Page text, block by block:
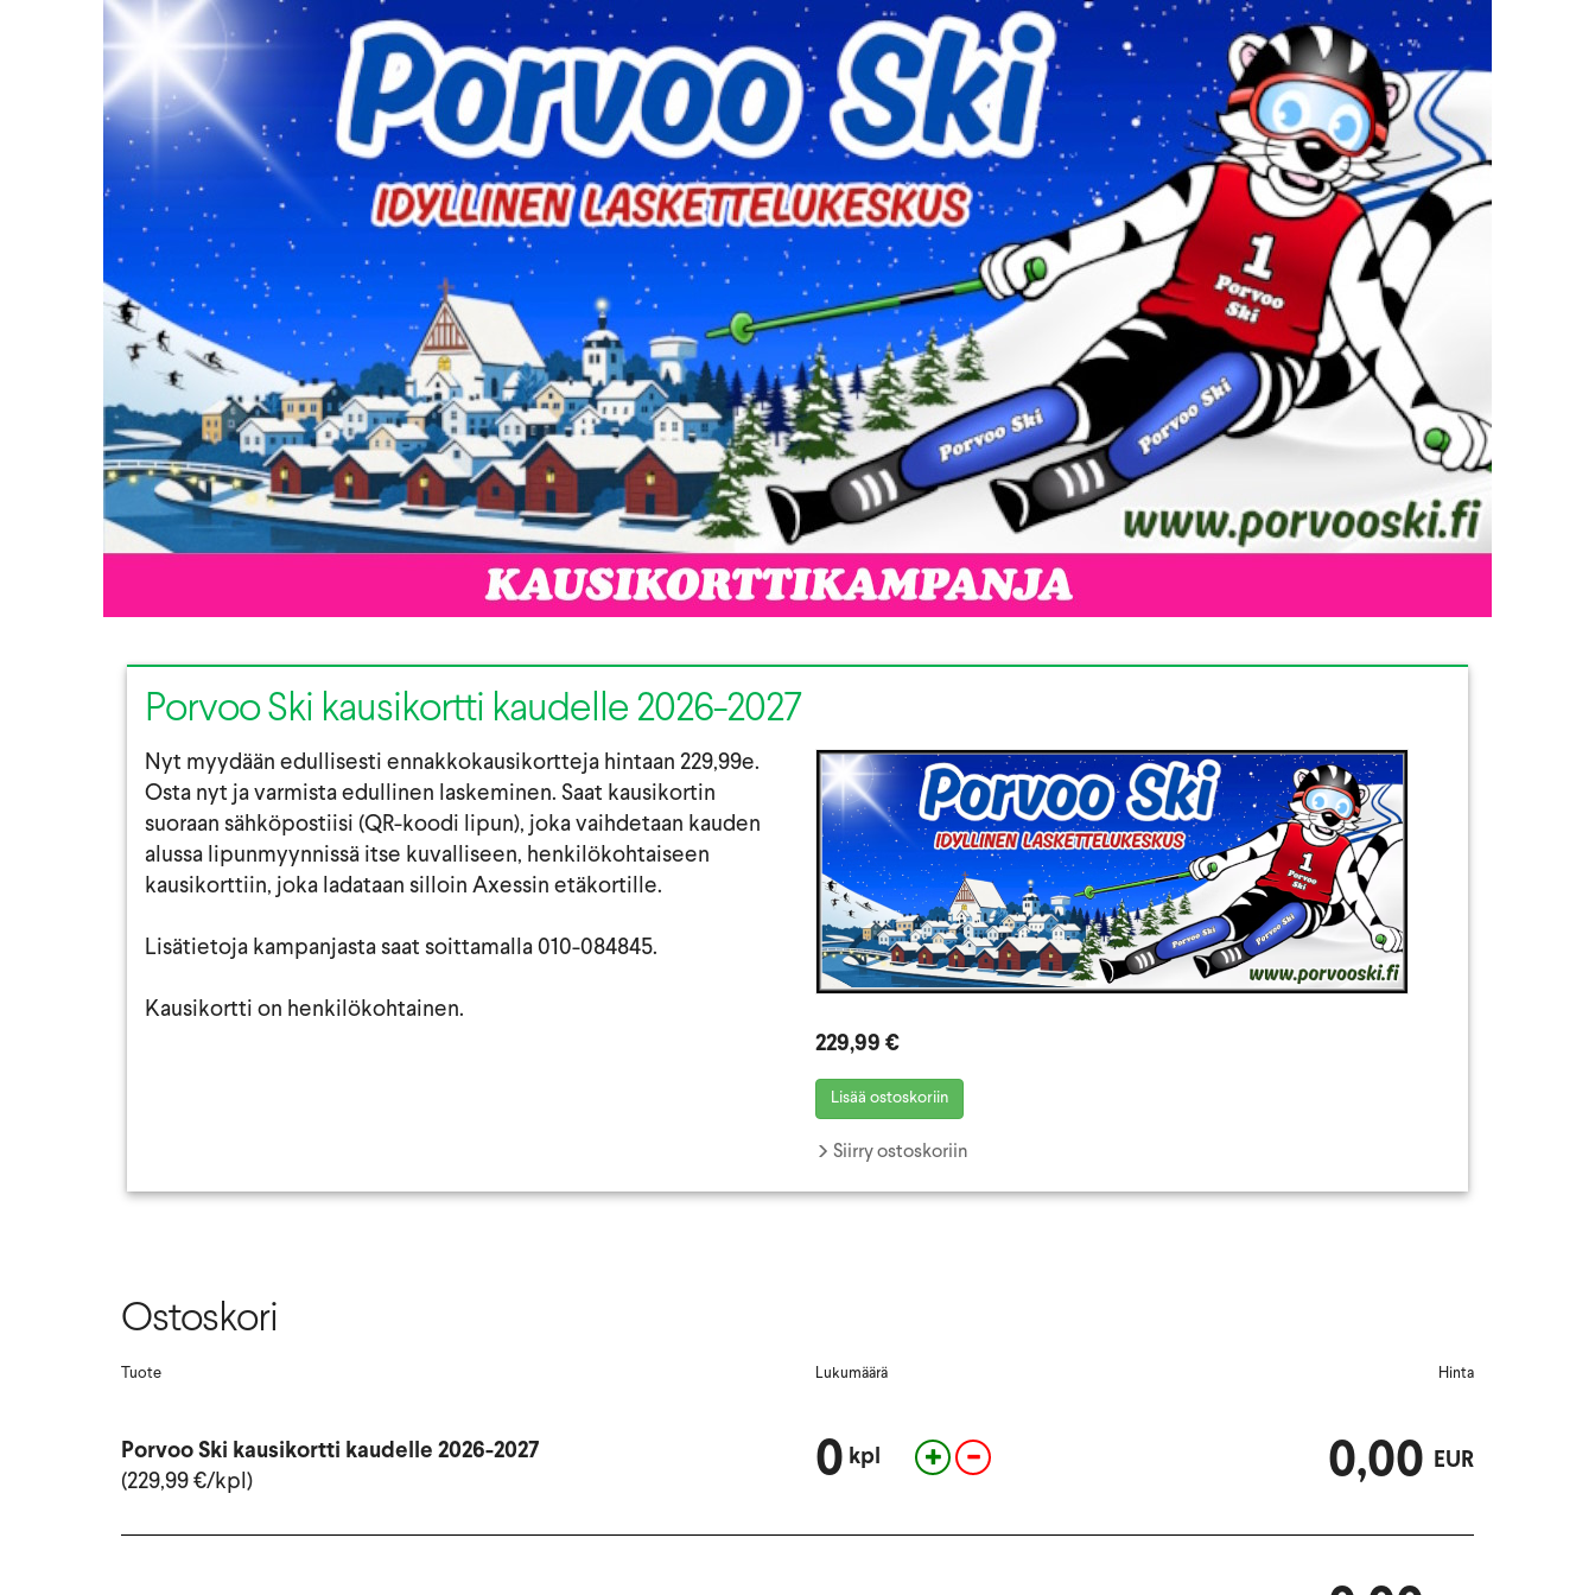
Porvoo Ski kausikortti kaudelle 2026-2027
Nyt myydään edullisesti ennakkokausikortteja hintaan 229,99e.
Osta nyt ja varmista edullinen laskeminen. Saat kausikortin
suoraan sähköpostiisi (QR-koodi lipun), joka vaihdetaan kauden
alussa lipunmyynnissä itse kuvalliseen, henkilökohtaiseen
kausikorttiin, joka ladataan silloin Axessin etäkortille.
Lisätietoja kampanjasta saat soittamalla 010-084845.
Kausikortti on henkilökohtainen.
229,99 €
Lisää ostoskoriin
Siirry ostoskoriin
Ostoskori
Tuote Lukumäärä Hinta
Porvoo Ski kausikortti kaudelle 2026-2027
(229,99 €/kpl)
0 kpl 0,00 EUR